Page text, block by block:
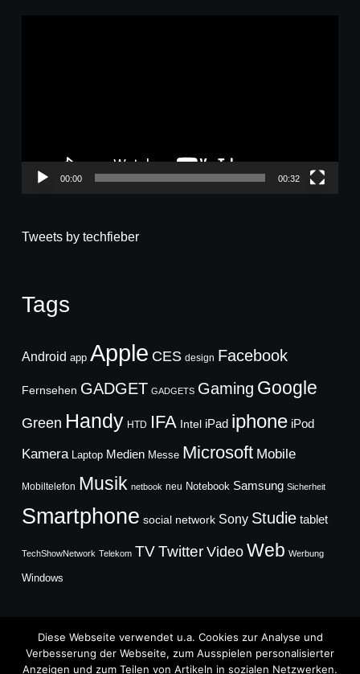
00:00 00:32
Tweets by techfieber
Tags
Android app Apple CES design Facebook
Fernsehen GADGET GADGETS Gaming Google
Green Handy HTD IFA Intel iPad iphone iPod
Kamera Laptop Medien Messe Microsoft Mobile
Mobiltelefon Musik netbook neu Notebook Samsung Sicherheit
Smartphone social network Sony Studie tablet
TechShowNetwork Telekom TVTwitter Video Web Werbung
Windows
Copyright © 2026
Diese Webseite verwendet u.a. Cookies zur Analyse und
Verbesserung der Webseite, zum Ausspielen personalisierter
Anzeigen und zum Teilen von Artikeln in sozialen Netzwerken.